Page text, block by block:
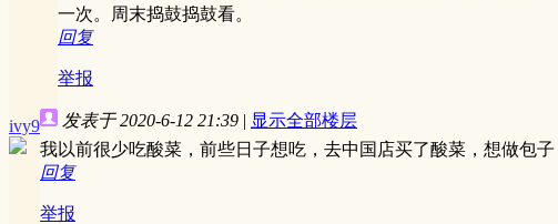
一次。周末捣鼓捣鼓看。
回复
举报
ivy9 发表于 2020-6-12 21:39 | 显示全部楼层
我以前很少吃酸菜，前些日子想吃，去中国店买了酸菜，想做包
回复
举报